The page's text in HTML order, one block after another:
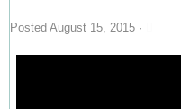
Posted August 15, 2015 ·